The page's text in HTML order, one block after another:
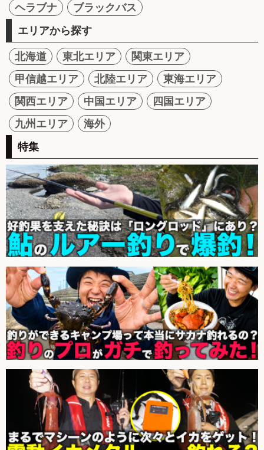
ヘラブナ
ブラックバス
エリアから探す
北海道 東北エリア
関東エリア
甲信越エリア
北陸エリア
東海エリア
関西エリア
中国エリア
四国エリア
九州エリア
海外
特集